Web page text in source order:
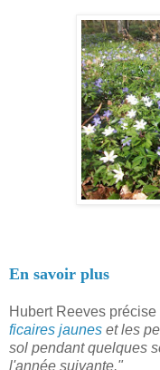
En savoir plus
Hubert Reeves précise
ficaires jaunes et les
sol pendant quelques
l'année suivante."